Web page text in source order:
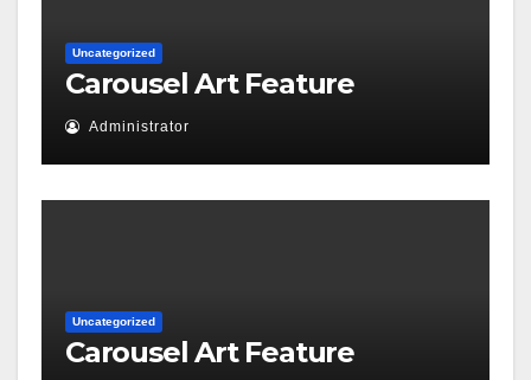
Uncategorized
Carousel Art Feature
Administrator
Uncategorized
Carousel Art Feature